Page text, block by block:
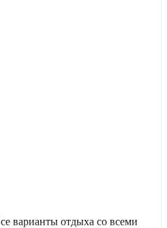
варианты отдыха со всеми